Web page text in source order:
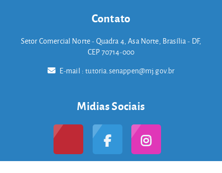
Contato
Setor Comercial Norte - Quadra 4, Asa Norte, Brasília - DF,
CEP 70714-000
E-mail :tutoria.senappen@mj.gov.br
Midias Sociais